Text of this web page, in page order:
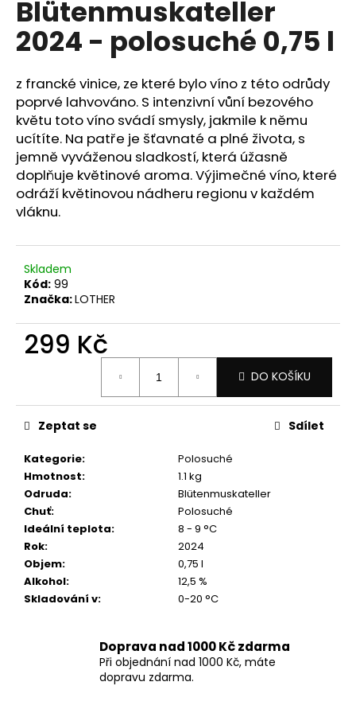
Blütenmuskateller
2024 - polosuché 0,75 l
z francké vinice, ze které bylo víno z této odrůdy
poprvé lahvováno. S intenzivní vůní bezového
květu toto víno svádí smysly, jakmile k němu
ucítíte. Na patře je šťavnaté a plné života, s
jemně vyváženou sladkostí, která úžasně
doplňuje květinové aroma. Výjimečné víno, které
odráží květinovou nádheru regionu v každém
vláknu.
Skladem
Kód: 99
Značka:LOTHER
299 Kč
DO KOŠÍKU
Kategorie:
Polosuché
Hmotnost:
1.1 kg
Odruda:
Blütenmuskateller
Chuť:
Polosuché
Ideální teplota:
8 - 9 °C
Rok:
2024
Objem:
0,75 l
Alkohol:
12,5 %
Skladování v: 0-20 °C
Zeptat se Sdílet
Doprava nad 1000 Kč zdarma
Při objednání nad 1000 Kč, máte
dopravu zdarma.
a
j
t
?
HLEDAT
o
p
o
r
u
e
m
ZÁVIŠKA
ESPOSITO
RULANDSKÉ
ŠEDÉ
2024
SUCHÉ
0,75